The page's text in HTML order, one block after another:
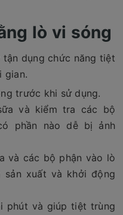
lò vi sóng
dụng chức năng tiệt
gian.
trước khi sử dụng.
và kiểm tra các bộ
phần nào dễ bị ảnh
và các bộ phận vào lò
sản xuất và khởi động
phút và giúp tiệt trùng